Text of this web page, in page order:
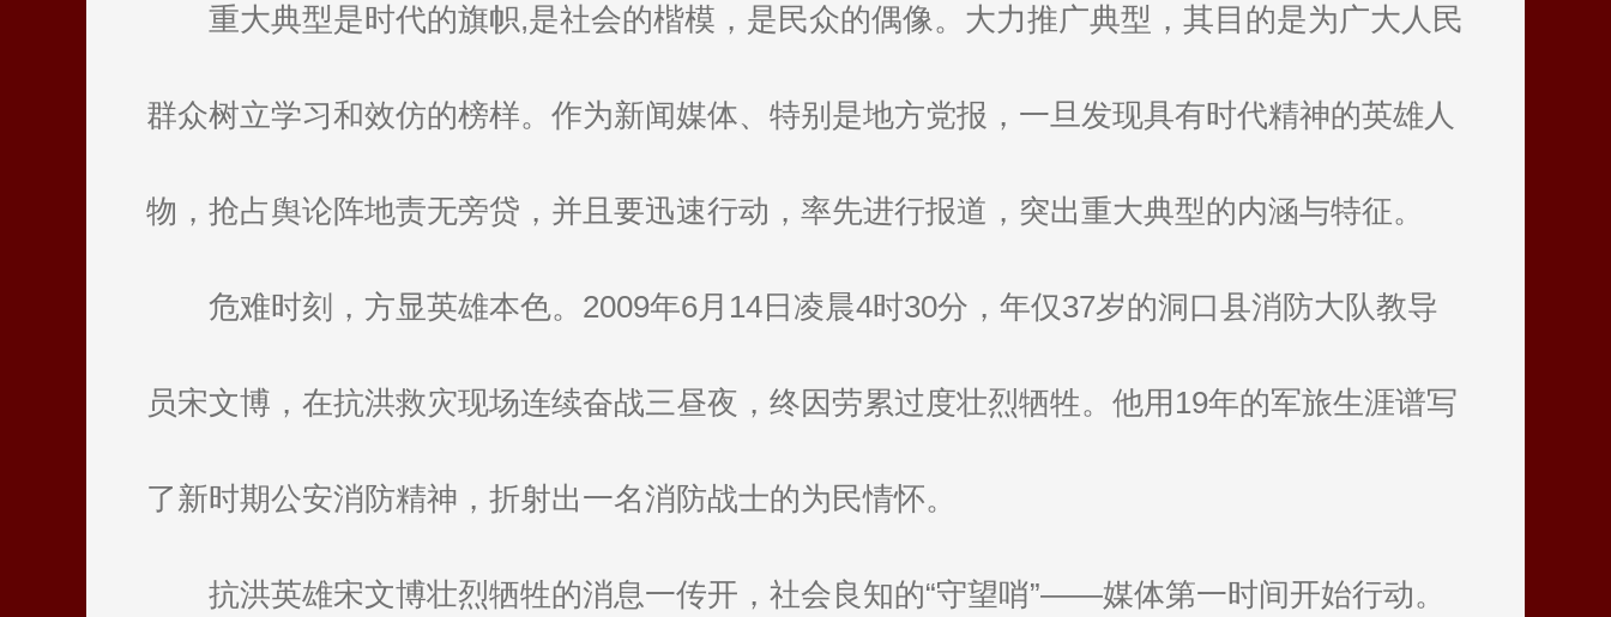
重大典型是时代的旗帜,是社会的楷模，是民众的偶像。大力推广典型，其目的是为广大人民
群众树立学习和效仿的榜样。作为新闻媒体、特别是地方党报，一旦发现具有时代精神的英雄人
物，抢占舆论阵地责无旁贷，并且要迅速行动，率先进行报道，突出重大典型的内涵与特征。
危难时刻，方显英雄本色。2009年6月14日凌晨4时30分，年仅37岁的洞口县消防大队教导
员宋文博，在抗洪救灾现场连续奋战三昼夜，终因劳累过度壮烈牺牲。他用19年的军旅生涯谱写
了新时期公安消防精神，折射出一名消防战士的为民情怀。
抗洪英雄宋文博壮烈牺牲的消息一传开，社会良知的“守望哨”——媒体第一时间开始行动。